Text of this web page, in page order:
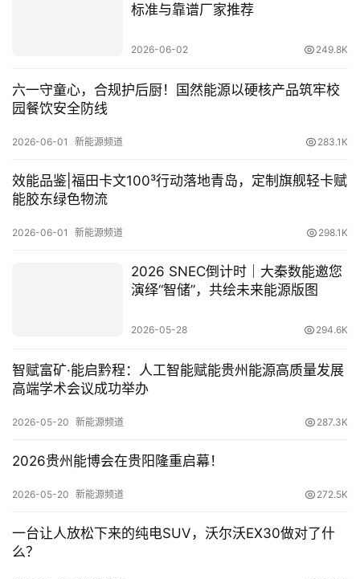
新
科
投
资
汽
&
行
资
讯
标准与靠谱厂家推荐
2026-06-02 249.8K
六一守童心，合规护后厨！国然能源以硬核产品筑牢校
园餐饮安全防线
2026-06-01 新能源频道 283.1K
效能品鉴|福田卡文100³行动落地青岛，定制旗舰轻卡赋
能胶东绿色物流
2026-06-01 新能源频道 298.1K
2026 SNEC倒计时｜大秦数能邀您
演绎“智储”，共绘未来能源版图
2026-05-28 294.6K
智赋富矿·能启黔程：人工智能赋能贵州能源高质量发展
高端学术会议成功举办
2026-05-20 新能源频道 287.3K
2026贵州能博会在贵阳隆重启幕！
2026-05-20 新能源频道 272.5K
一台让人放松下来的纯电SUV，沃尔沃EX30做对了什
么？